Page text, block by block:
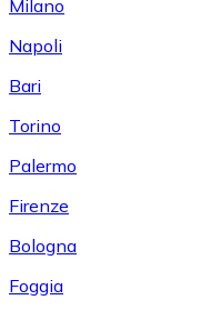
Milano
Napoli
Bari
Torino
Palermo
Firenze
Bologna
Foggia